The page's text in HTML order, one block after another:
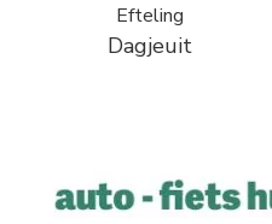
Efteling
Dagjeuit